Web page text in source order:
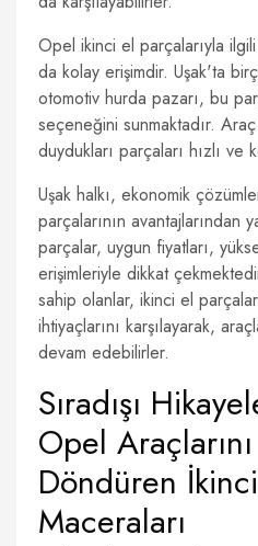
Opel ikinci el parçalarıyla
da kolay erişimdir. Uşak'ta
otomotiv hurda pazarı, bu
seçeneğini sunmaktadır.
duydukları parçaları hızlı
Uşak halkı, ekonomik
parçalarının avantajlarından
parçalar, uygun fiyatları,
erişimleriyle dikkat
sahip olanlar, ikinci el
ihtiyaçlarını karşılayarak,
devam edebilirler.
Sıradışı
Opel
Döndüren
Maceraları